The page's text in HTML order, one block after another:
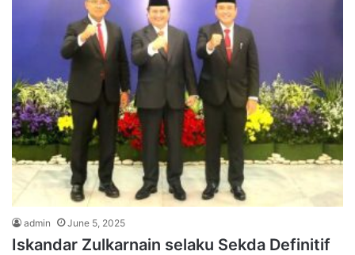
admin June 5, 2025
Iskandar Zulkarnain selaku Sekda Definitif